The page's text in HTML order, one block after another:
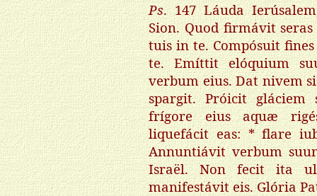
Ps. 147 Láuda
Sion. Quod firmávit
tuis in te. Compósuit
te. Emíttit elóquium
verbum eius. Dat nivem
spargit. Próicit
frígore eius aquæ
liquefácit eas: * flare
Annuntiávit verbum
Israël. Non fecit ita
manifestávit eis. Glória